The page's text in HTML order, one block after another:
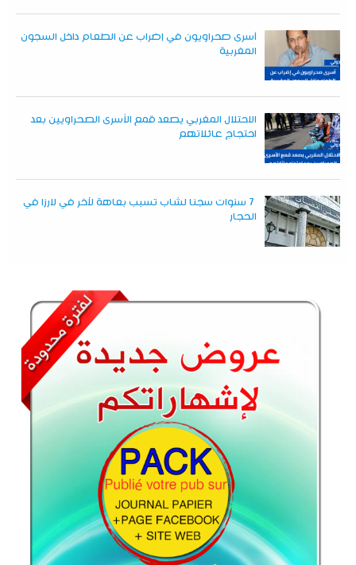
أسرى صحراويون في إضراب عن الطعام داخل السجون
المغربية
الاحتلال المغربي يصعد قمع الأسرى الصحراويين بعد
احتجاج عائلاتهم
7 سنوات سجنا لشاب تسبب بعاهة لآخر في لارزا في
الحجار